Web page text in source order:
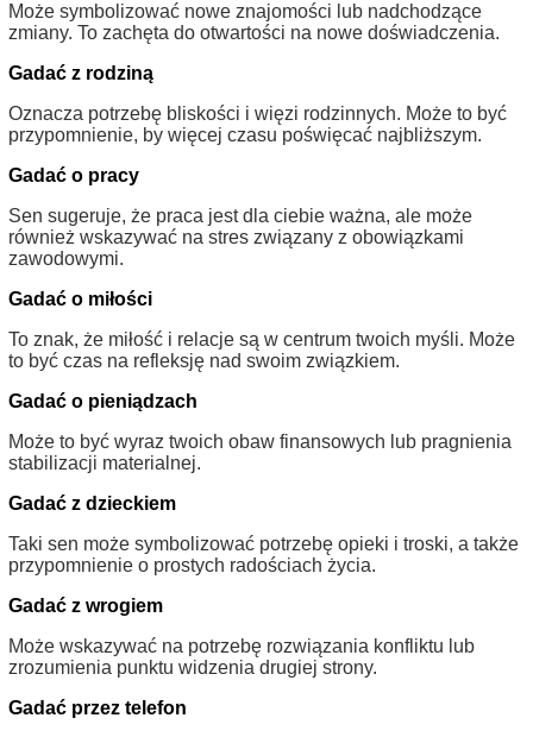
Może symbolizować nowe znajomości lub nadchodzące
zmiany. To zachęta do otwartości na nowe doświadczenia.
Gadać z rodziną
Oznacza potrzebę bliskości i więzi rodzinnych. Może to być
przypomnienie, by więcej czasu poświęcać najbliższym.
Gadać o pracy
Sen sugeruje, że praca jest dla ciebie ważna, ale może
również wskazywać na stres związany z obowiązkami
zawodowymi.
Gadać o miłości
To znak, że miłość i relacje są w centrum twoich myśli. Może
to być czas na refleksję nad swoim związkiem.
Gadać o pieniądzach
Może to być wyraz twoich obaw finansowych lub pragnienia
stabilizacji materialnej.
Gadać z dzieckiem
Taki sen może symbolizować potrzebę opieki i troski, a także
przypomnienie o prostych radościach życia.
Gadać z wrogiem
Może wskazywać na potrzebę rozwiązania konfliktu lub
zrozumienia punktu widzenia drugiej strony.
Gadać przez telefon